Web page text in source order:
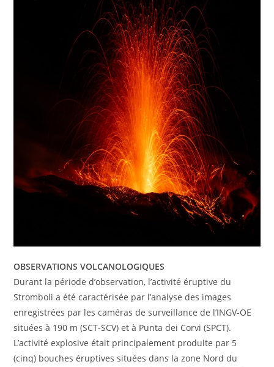
OBSERVATIONS VOLCANOLOGIQUES
Durant la période d’observation, l’activité éruptive du
Stromboli a été caractérisée par l’analyse des images
enregistrées par les caméras de surveillance de l’INGV-OE
situées à 190 m (SCT-SCV) et à Punta dei Corvi (SPCT).
L’activité explosive était principalement produite par 5
(cinq) bouches éruptives situées dans la zone Nord du